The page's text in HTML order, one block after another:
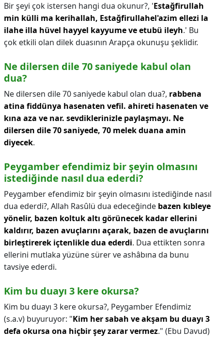
Bir şeyi çok istersen hangi dua okunur?, 'Estağfirullah
min külli ma kerihallah, Estağfirullahel'azim ellezi la
ilahe illa hüvel hayyel kayyume ve etubü ileyh.' Bu
çok etkili olan dilek duasının Arapça okunuşu şeklidir.
Ne dilersen dile 70 saniyede kabul olan
dua?
Ne dilersen dile 70 saniyede kabul olan dua?, rabbena
atina fiddünya hasenaten vefil. ahireti hasenaten ve
kına aza ve nar. sevdiklerinizle paylaşmayı. Ne
dilersen dile 70 saniyede, 70 melek duana amin
diyecek.
Peygamber efendimiz bir şeyin olmasını
istediğinde nasıl dua ederdi?
Peygamber efendimiz bir şeyin olmasını istediğinde nasıl
dua ederdi?, Allah Rasûlü dua edeceğinde bazen kıbleye
yönelir, bazen koltuk altı görünecek kadar ellerini
kaldırır, bazen avuçlarını açarak, bazen de avuçlarını
birleştirerek içtenlikle dua ederdi. Dua ettikten sonra
ellerini mutlaka yüzüne sürer ve ashâbına da bunu
tavsiye ederdi.
Kim bu duayı 3 kere okursa?
Kim bu duayı 3 kere okursa?, Peygamber Efendimiz
(s.a.v) buyuruyor: "Kim her sabah ve akşam bu duayı 3
defa okursa ona hiçbir şey zarar vermez." (Ebu Davud)